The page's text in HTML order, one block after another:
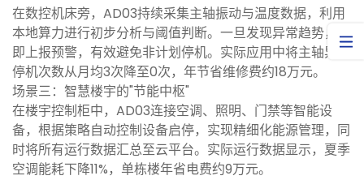
在数控机床旁，AD03持续采集主轴振动与温度数据，利用
本地算力进行初步分析与阈值判断。一旦发现异常趋势，立
即上报预警，有效避免非计划停机。实际应用中将主轴异常
停机次数从月均3次降至0次，年节省维修费约18万元。
场景三：智慧楼宇的"节能中枢"
在楼宇控制柜中，AD03连接空调、照明、门禁等智能设
备，根据策略自动控制设备启停，实现精细化能源管理，同
时将所有运行数据汇总至云平台。实际运行数据显示，夏季
空调能耗下降11%，单栋楼年省电费约9万元。